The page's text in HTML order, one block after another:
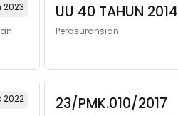
2023
UU 40 TAHUN 2014
Perasuransian
2022
23/PMK.010/2017